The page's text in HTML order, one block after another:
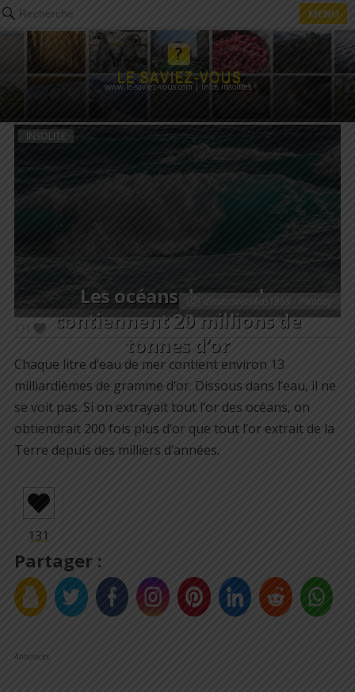
Recherche MENU
www.le-saviez-vous.com | Infos insolites
INSOLITE
Les océans du monde
contiennent 20 millions de
tonnes d’or
dimitrisvetsikas1969 - Pixabay
131
Chaque litre d’eau de mer contient environ 13
milliardièmes de gramme d’or. Dissous dans l’eau, il ne
se voit pas. Si on extrayait tout l’or des océans, on
obtiendrait 200 fois plus d’or que tout l’or extrait de la
Terre depuis des milliers d’années.
Partager :
Annonces